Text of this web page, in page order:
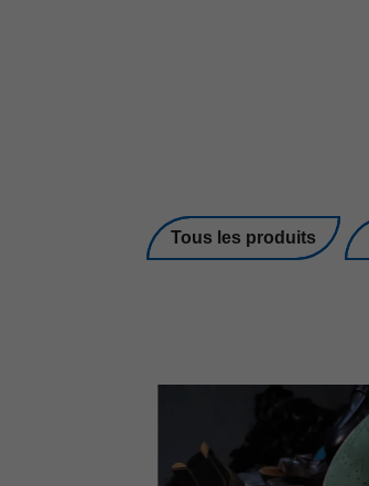
Tous les produits